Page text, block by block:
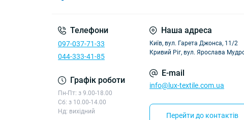
Телефони
097-037-71-33
044-333-41-85
Графік роботи
Пн-Пт: з 9.00-18.00
Сб: з 10.00-14.00
Нд: вихідний
Наша адреса
Київ, вул. Гарета Джонса, 11/2
Кривий Ріг, вул. Ярослава
E-mail
info@lux-textile.com.ua
Перейти до контактів